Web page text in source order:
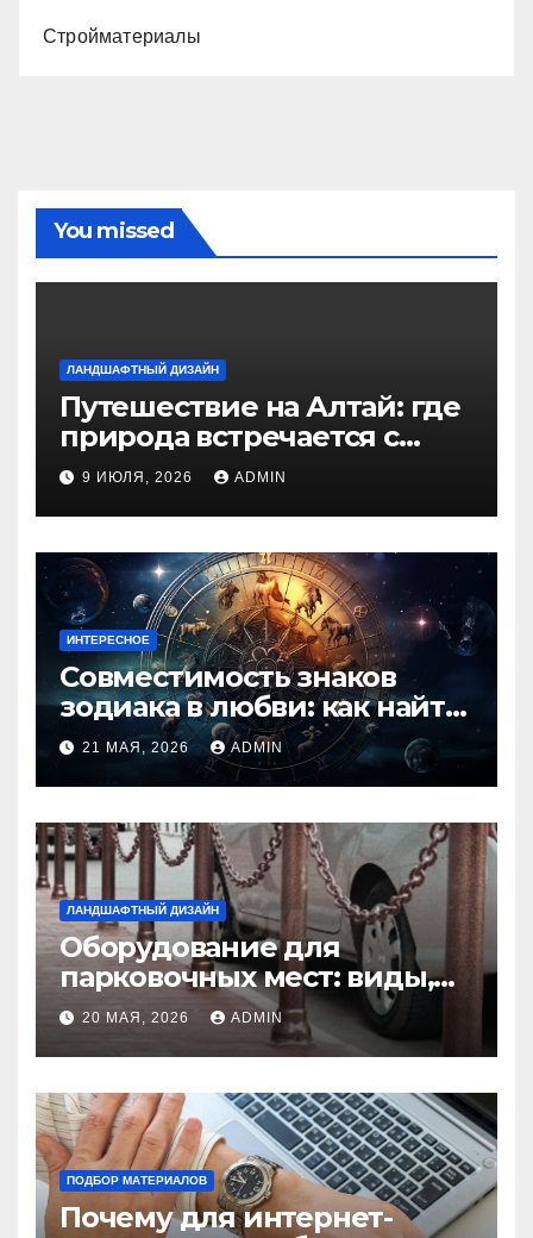
Стройматериалы
You missed
ЛАНДШАФТНЫЙ ДИЗАЙН
Путешествие на Алтай: где
природа встречается с
духом приключений
9 ИЮЛЯ, 2026 ADMIN
ИНТЕРЕСНОЕ
Совместимость знаков
зодиака в любви: как найти
идеальную пару и
избежать конфликтов
21 МАЯ, 2026 ADMIN
ЛАНДШАФТНЫЙ ДИЗАЙН
Оборудование для
парковочных мест: виды,
функции и нормы
установки
20 МАЯ, 2026 ADMIN
ПОДБОР МАТЕРИАЛОВ
Почему для интернет-